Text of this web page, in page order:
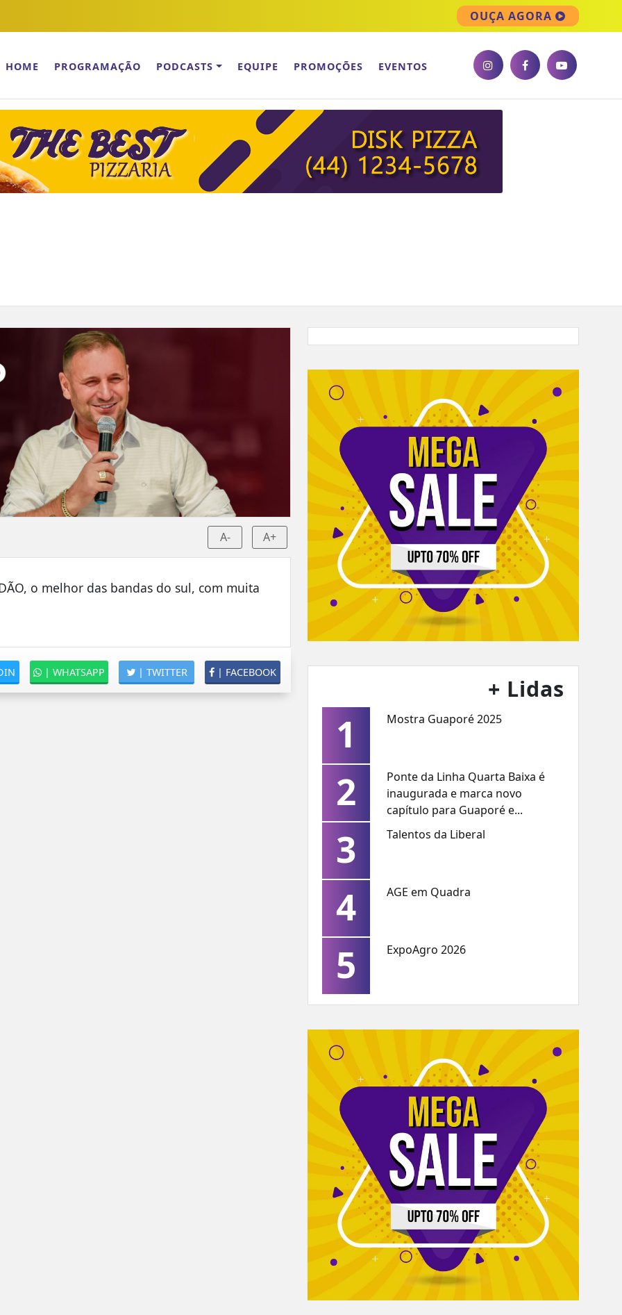
OUÇA AGORA
HOME PROGRAMAÇÃO PODCASTS EQUIPE PROMOÇÕES EVENTOS
A- A+
o melhor das bandas do sul, com muita
| FACEBOOK
| TWITTER
| WHATSAPP
+ Lidas
1 Mostra Guaporé 2025
2
Ponte da Linha Quarta Baixa é
inaugurada e marca novo
capítulo para Guaporé e...
3 Talentos da Liberal
4 AGE em Quadra
5 ExpoAgro 2026